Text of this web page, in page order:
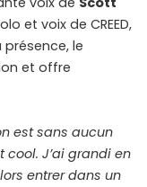
et voix de CREED,
le
et offre
est sans aucun
J’ai grandi en
entrer dans un